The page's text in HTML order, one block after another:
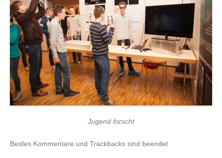
Jugend forscht
Beides Kommentare und Trackbacks sind beendet